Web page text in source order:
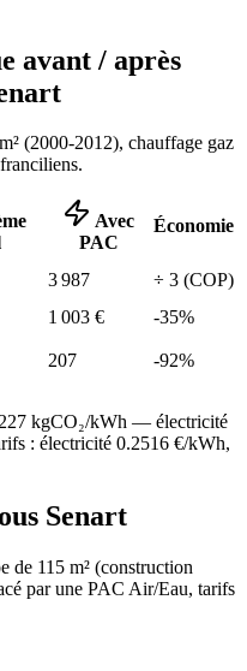
avant / après
m² (2000-2012), chauffage gaz
.
Avec
PAC
Économie
3 987 ÷ 3 (COP)
1 003 € -35%
207 -92%
kgCO₂/kWh — électricité
: électricité 0.2516 €/kWh,
Senart
de 115 m² (construction
par une PAC Air/Eau, tarifs